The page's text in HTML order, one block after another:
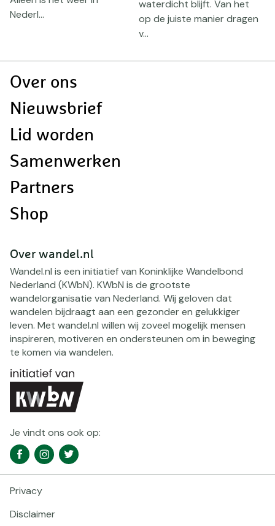
Nederl...
waterdicht blijft. Van het
op de juiste manier dragen
v...
Doormat
Over ons
Nieuwsbrief
Lid worden
Samenwerken
Partners
Shop
Over wandel.nl
Wandel.nl is een initiatief van Koninklijke Wandelbond
Nederland (KWbN). KWbN is de grootste
wandelorganisatie van Nederland. Wij geloven dat
wandelen bijdraagt aan een gezonder en gelukkiger
leven. Met wandel.nl willen wij zoveel mogelijk mensen
inspireren, motiveren en ondersteunen om in beweging
te komen via wandelen.
Je vindt ons ook op:
Social
media
FacebookInstagramTwitter
Footer
navigatie
Privacy
Disclaimer